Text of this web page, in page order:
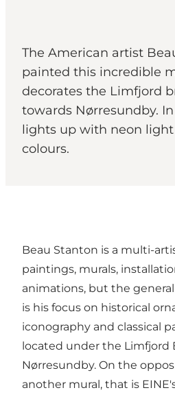
The American artist
painted this incredible
decorates the Limfjord
towards Nørresundby.
lights up with neon
colours.
Beau Stanton is a multi-
paintings, murals,
animations, but the
is his focus on historical
iconography and classical
located under the Limfjord
Nørresundby. On the
another mural, that is